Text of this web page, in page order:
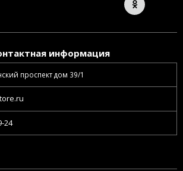
информация
проспект дом 39/1
24